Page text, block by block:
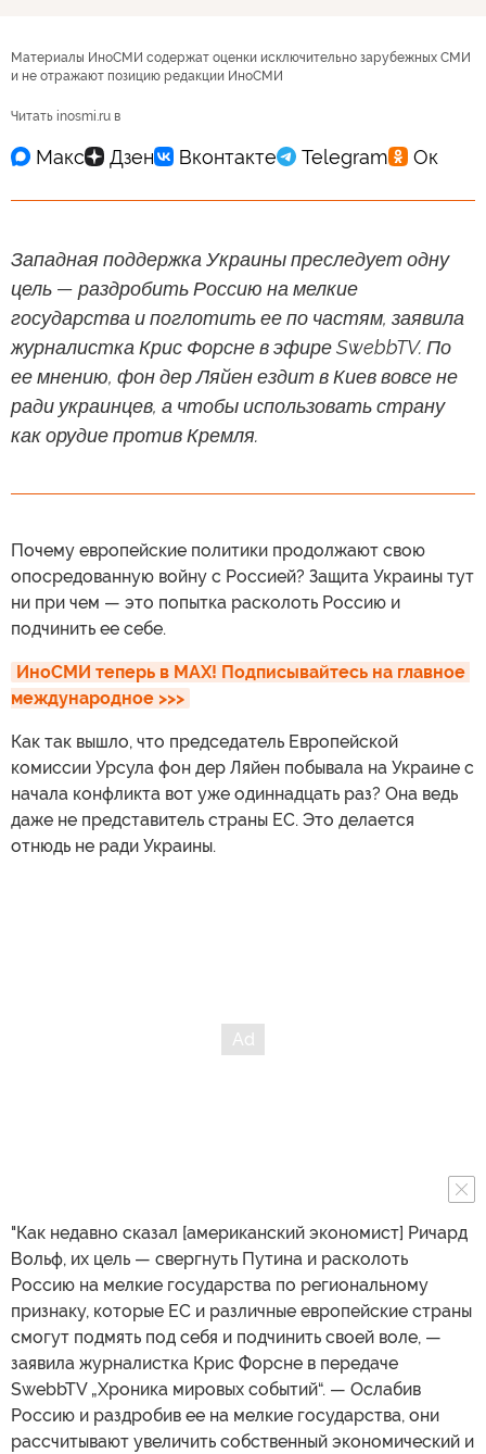
Материалы ИноСМИ содержат оценки исключительно зарубежных СМИ
и не отражают позицию редакции ИноСМИ
Читать inosmi.ru в
Западная поддержка Украины преследует одну
цель — раздробить Россию на мелкие
государства и поглотить ее по частям, заявила
журналистка Крис Форсне в эфире SwebbTV. По
ее мнению, фон дер Ляйен ездит в Киев вовсе не
ради украинцев, а чтобы использовать страну
как орудие против Кремля.
Почему европейские политики продолжают свою
опосредованную войну с Россией? Защита Украины тут
ни при чем — это попытка расколоть Россию и
подчинить ее себе.
ИноСМИ теперь в MAX! Подписывайтесь на главное
международное >>>
Как так вышло, что председатель Европейской
комиссии Урсула фон дер Ляйен побывала на Украине с
начала конфликта вот уже одиннадцать раз? Она ведь
даже не представитель страны ЕС. Это делается
отнюдь не ради Украины.
"Как недавно сказал [американский экономист] Ричард
Вольф, их цель — свергнуть Путина и расколоть
Россию на мелкие государства по региональному
признаку, которые ЕС и различные европейские страны
смогут подмять под себя и подчинить своей воле, —
заявила журналистка Крис Форсне в передаче
SwebbTV „Хроника мировых событий“. — Ослабив
Россию и раздробив ее на мелкие государства, они
рассчитывают увеличить собственный экономический и